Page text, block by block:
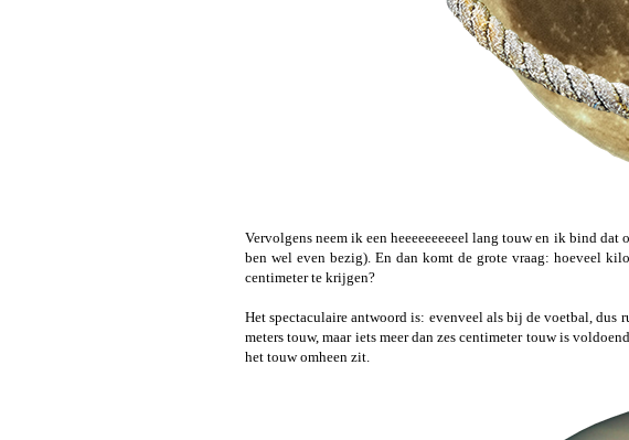
Vervolgens neem ik een heeeeeeeeeel lang touw en ik bind
ben wel even bezig). En dan komt de grote vraag: hoeveel
centimeter te krijgen?
Het spectaculaire antwoord is: evenveel als bij de voetbal, dus
meters touw, maar iets meer dan zes centimeter touw is
het touw omheen zit.